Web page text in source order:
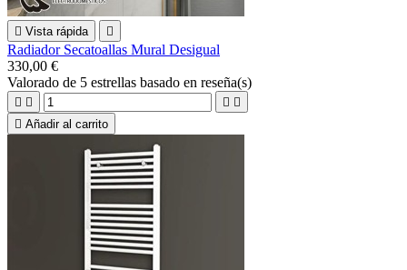
 Vista rápida 
Radiador Secatoallas Mural Desigual
330,00 €
Valorado de 5 estrellas basado en reseña(s)
   
 Añadir al carrito